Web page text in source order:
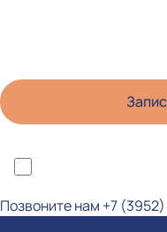
Позвоните нам +7